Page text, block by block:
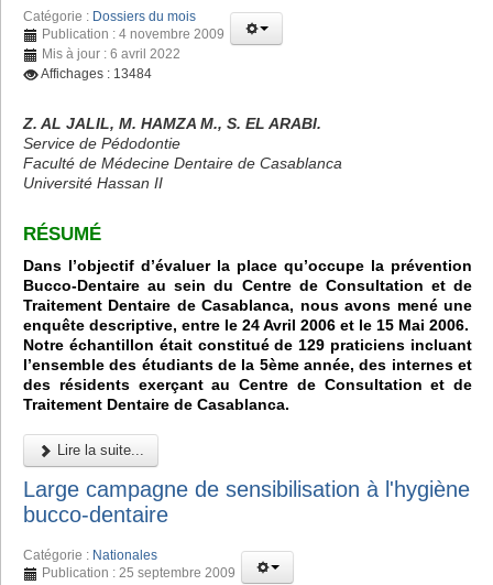
Catégorie : Dossiers du mois
Publication : 4 novembre 2009
Mis à jour : 6 avril 2022
Affichages : 13484
Z. AL JALIL, M. HAMZA M., S. EL ARABI.
Service de Pédodontie
Faculté de Médecine Dentaire de Casablanca
Université Hassan II
RÉSUMÉ
Dans l’objectif d’évaluer la place qu’occupe la prévention
Bucco-Dentaire au sein du Centre de Consultation et de
Traitement Dentaire de Casablanca, nous avons mené une
enquête descriptive, entre le 24 Avril 2006 et le 15 Mai 2006.
Notre échantillon était constitué de 129 praticiens incluant
l’ensemble des étudiants de la 5ème année, des internes et
des résidents exerçant au Centre de Consultation et de
Traitement Dentaire de Casablanca.
Lire la suite...
Large campagne de sensibilisation à l'hygiène
bucco-dentaire
Catégorie : Nationales
Publication : 25 septembre 2009